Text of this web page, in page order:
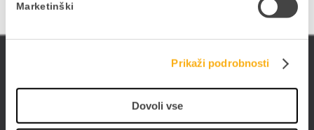
Marketinški
Prikaži podrobnosti
Dovoli vse
ePoslovanje
Poslujte hitreje, bolj prilagodljivo in enostavneje -
poslujte elektronsko. Digitalizirajte poslovanje s
PANTHEON-om in storitvami ePoslovanja.